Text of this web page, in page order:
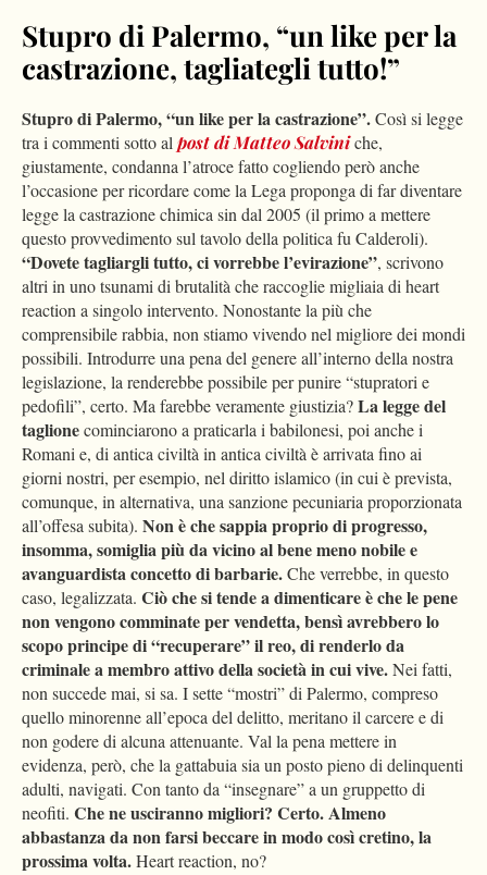
Stupro di Palermo, “un like per la
castrazione, tagliategli tutto!”
Stupro di Palermo, “un like per la castrazione”.Così si legge
tra i commenti sotto alpost di Matteo Salviniche,
giustamente, condanna l’atroce fatto cogliendo però anche
l’occasione per ricordare come la Lega proponga di far diventare
legge la castrazione chimica sin dal 2005 (il primo a mettere
questo provvedimento sul tavolo della politica fu Calderoli).
“Dovete tagliargli tutto, ci vorrebbe l’evirazione”, scrivono
altri in uno tsunami di brutalità che raccoglie migliaia di heart
reaction a singolo intervento. Nonostante la più che
comprensibile rabbia, non stiamo vivendo nel migliore dei mondi
possibili. Introdurre una pena del genere all’interno della nostra
legislazione, la renderebbe possibile per punire “stupratori e
pedofili”, certo. Ma farebbe veramente giustizia?La legge del
taglionecominciarono a praticarla i babilonesi, poi anche i
Romani e, di antica civiltà in antica civiltà è arrivata fino ai
giorni nostri, per esempio, nel diritto islamico (in cui è prevista,
comunque, in alternativa, una sanzione pecuniaria proporzionata
all’offesa subita). Non è che sappia proprio di progresso,
insomma, somiglia più da vicino al bene meno nobile e
avanguardista concetto di barbarie.Che verrebbe, in questo
caso, legalizzata. Ciò che si tende a dimenticare è che le pene
non vengono comminate per vendetta, bensì avrebbero lo
scopo principe di “recuperare” il reo, di renderlo da
criminale a membro attivo della società in cui vive.Nei fatti,
non succede mai, si sa. I sette “mostri” di Palermo, compreso
quello minorenne all’epoca del delitto, meritano il carcere e di
non godere di alcuna attenuante. Val la pena mettere in
evidenza, però, che la gattabuia sia un posto pieno di delinquenti
adulti, navigati. Con tanto da “insegnare” a un gruppetto di
neofiti. Che ne usciranno migliori? Certo. Almeno
abbastanza da non farsi beccare in modo così cretino, la
prossima volta.Heart reaction, no?